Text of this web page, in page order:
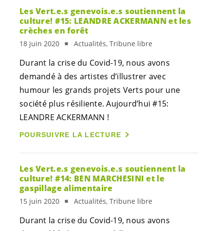
LesVert.e.s genevois.e.s soutiennent la
culture! #15: LEANDRE ACKERMANN et les
crèches en forêt
18 juin 2020 Actualités, Tribune libre
Durant la crise du Covid-19, nous avons
demandé à des artistes d’illustrer avec
humour les grands projets Verts pour une
société plus résiliente. Aujourd’hui #15:
LEANDRE ACKERMANN !
POURSUIVRE LA LECTURE
LesVert.e.s genevois.e.s soutiennent la
culture! #14: BEN MARCHESINI et le
gaspillage alimentaire
15 juin 2020 Actualités, Tribune libre
Durant la crise du Covid-19, nous avons